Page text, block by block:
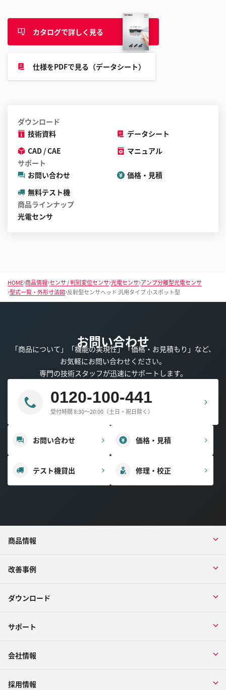
カタログで詳しく見る
仕様をPDFで見る（データシート）
ダウンロード
技術資料
データシート
CAD / CAE
マニュアル
サポート
お問い合わせ
価格・見積
無料テスト機
商品ラインナップ
光電センサ
HOME 商品情報 センサ / 判別変位センサ 光電センサ アンプ分離型光電センサ
型式一覧・外形寸法図 反射型センサヘッド 汎用タイプ 小スポット型
お問い合わせ
「商品について」「機能の実現性」「価格・お見積もり」など、
お気軽にお問い合わせください。
専門の技術スタッフが迅速にサポートします。
0120-100-441
受付時間 8:30～20:00（土日・祝日除く）
お問い合わせ 価格・見積
テスト機貸出 修理・校正
商品情報
改善事例
ダウンロード
サポート
会社情報
採用情報